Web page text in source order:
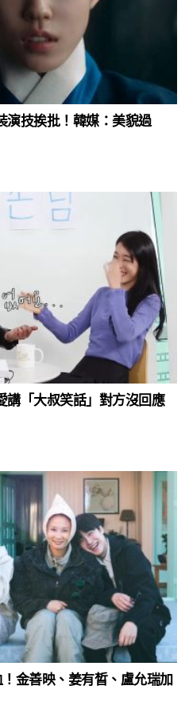
演技挨批！韓媒：美貌過
講「大叔笑話」對方沒回應
金善映、姜有晳、盧允瑞加